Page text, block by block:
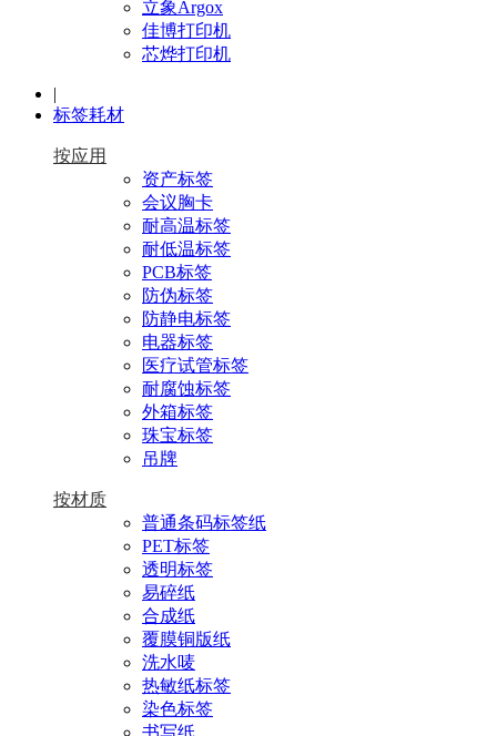
立象Argox
佳博打印机
芯烨打印机
|
标签耗材
按应用
资产标签
会议胸卡
耐高温标签
耐低温标签
PCB标签
防伪标签
防静电标签
电器标签
医疗试管标签
耐腐蚀标签
外箱标签
珠宝标签
吊牌
按材质
普通条码标签纸
PET标签
透明标签
易碎纸
合成纸
覆膜铜版纸
洗水唛
热敏纸标签
染色标签
书写纸